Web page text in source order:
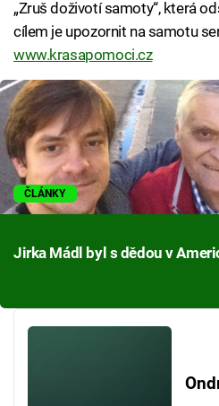
„Zruš doživotí samoty“, která
cílem je upozornit na samotu
www.krasapomoci.cz
ČLÁNKY
Jirka Mádl byl s dědou v